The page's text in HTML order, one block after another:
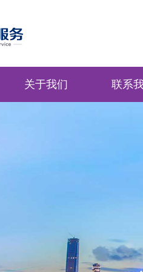
关于我们 联系